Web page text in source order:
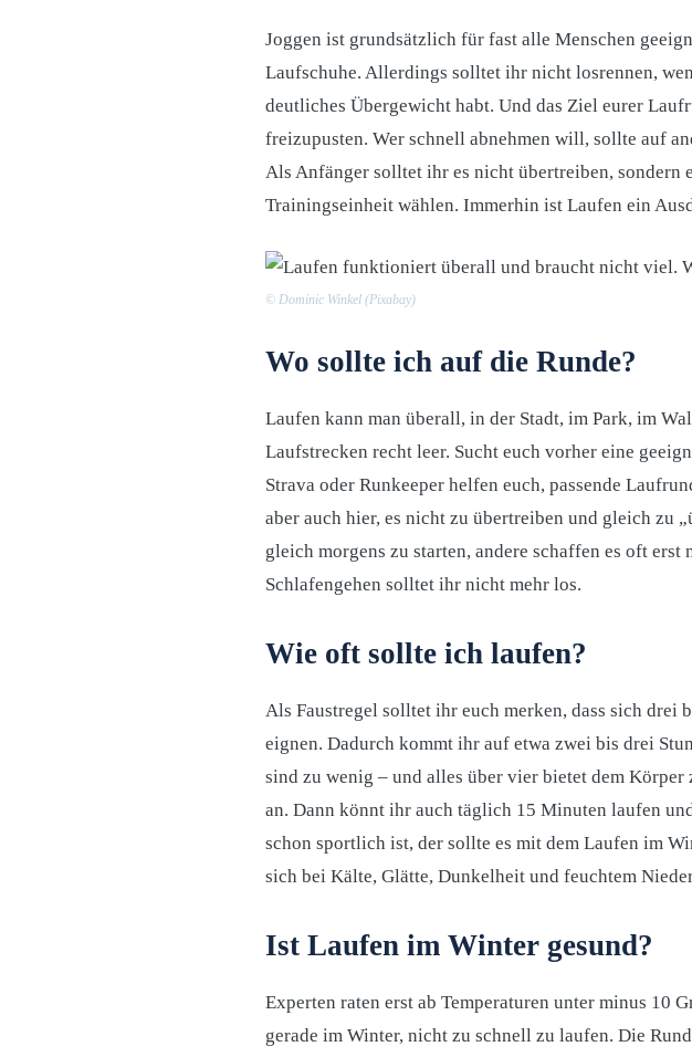
Joggen ist grundsätzlich für fast alle Menschen
Laufschuhe. Allerdings solltet ihr nicht losrennen,
deutliches Übergewicht habt. Und das Ziel eurer
freizupusten. Wer schnell abnehmen will, sollte auf
Als Anfänger solltet ihr es nicht übertreiben, sondern
Trainingseinheit wählen. Immerhin ist Laufen ein
© Dominic Winkel (Pixabay)
Wo sollte ich auf die Runde?
Laufen kann man überall, in der Stadt, im Park, im
Laufstrecken recht leer. Sucht euch vorher eine
Strava oder Runkeeper helfen euch, passende
aber auch hier, es nicht zu übertreiben und gleich zu
gleich morgens zu starten, andere schaffen es oft
Schlafengehen solltet ihr nicht mehr los.
Wie oft sollte ich laufen?
Als Faustregel solltet ihr euch merken, dass sich
eignen. Dadurch kommt ihr auf etwa zwei bis drei
sind zu wenig – und alles über vier bietet dem
an. Dann könnt ihr auch täglich 15 Minuten laufen
schon sportlich ist, der sollte es mit dem Laufen im
sich bei Kälte, Glätte, Dunkelheit und feuchtem
Ist Laufen im Winter gesund?
Experten raten erst ab Temperaturen unter minus 10
gerade im Winter, nicht zu schnell zu laufen. Die